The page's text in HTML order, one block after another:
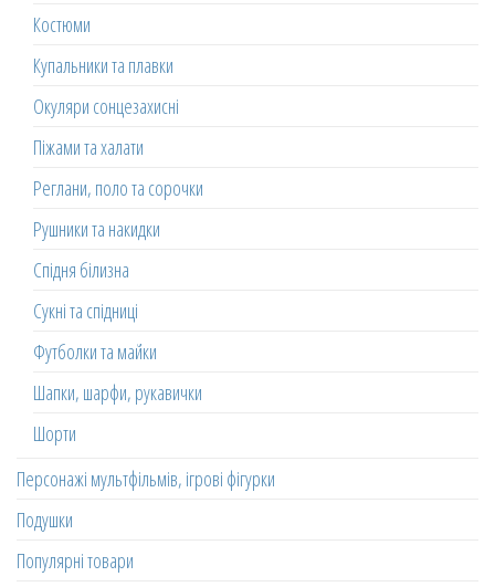
Костюми
Купальники та плавки
Окуляри сонцезахисні
Піжами та халати
Реглани, поло та сорочки
Рушники та накидки
Спідня білизна
Сукні та спідниці
Футболки та майки
Шапки, шарфи, рукавички
Шорти
Персонажі мультфільмів, ігрові фігурки
Подушки
Популярні товари